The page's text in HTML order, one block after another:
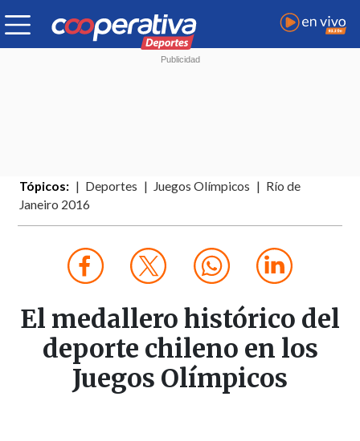
Tópicos: Deportes Juegos Olímpicos
Río de
Janeiro 2016
El medallero histórico del
deporte chileno en los
Juegos Olímpicos